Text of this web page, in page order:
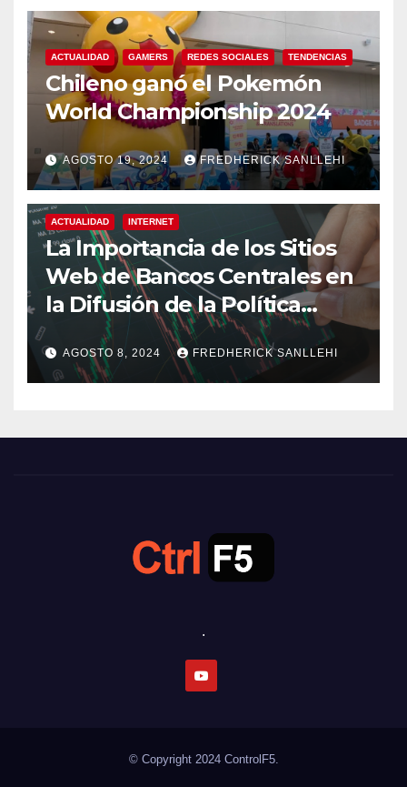
ACTUALIDAD GAMERS REDES SOCIALES TENDENCIAS
Chileno ganó el Pokemón
World Championship 2024
AGOSTO 19, 2024 FREDHERICK SANLLEHI
ACTUALIDAD INTERNET
La Importancia de los Sitios
Web de Bancos Centrales en
la Difusión de la Política
Monetaria
AGOSTO 8, 2024 FREDHERICK SANLLEHI
.
© Copyright 2024 ControlF5.